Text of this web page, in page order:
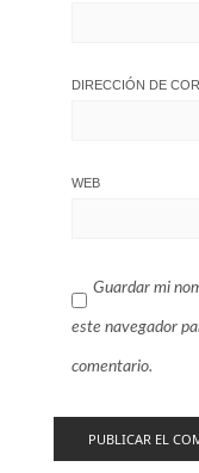
DIRECCIÓN DE
WEB
Guardar mi
este navegador
comentario.